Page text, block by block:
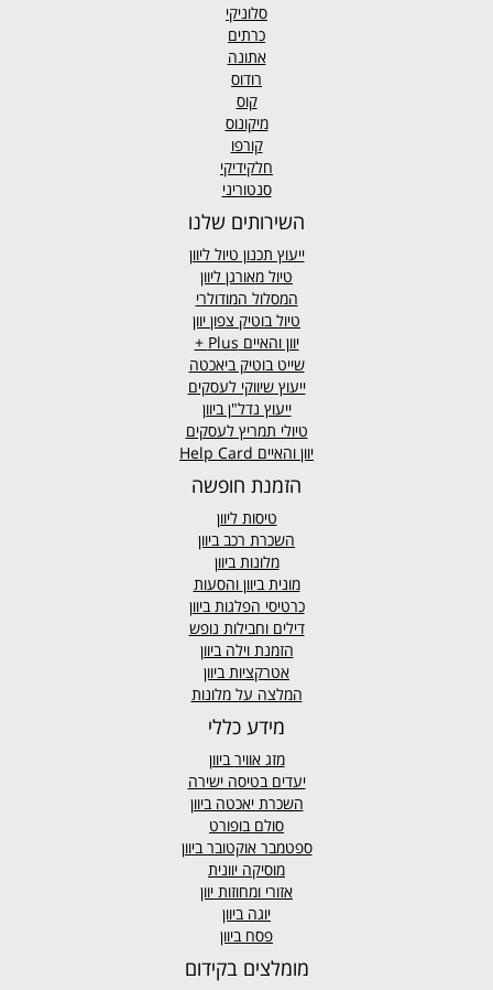
סלוניקי
כרתים
אתונה
רודוס
קוס
מיקונוס
קורפו
חלקידיקי
סנטוריני
השירותים שלנו
ייעוץ תכנון טיול ליוון
טיול מאורגן ליוון
המסלול המודולרי
טיול בוטיק צפון יוון
יוון והאיים Plus +
שייט בוטיק ביאכטה
ייעוץ שיווקי לעסקים
ייעוץ נדל"ן ביוון
טיולי תמריץ לעסקים
יוון והאיים Help Card
הזמנת חופשה
טיסות ליוון
השכרת רכב ביוון
מלונות ביוון
מונית ביוון והסעות
כרטיסי הפלגות ביוון
דילים וחבילות נופש
הזמנת וילה ביוון
אטרקציות ביוון
המלצה על מלונות
מידע כללי
מזג אווירביוון
יעדים בטיסה ישירה
השכרת יאכטה ביוון
סולם בופורט
ספטמבר אוקטובר ביוון
מוסיקה יוונית
אזורי ומחוזות יוון
יוגה ביוון
פסח ביוון
מומלצים בקידום